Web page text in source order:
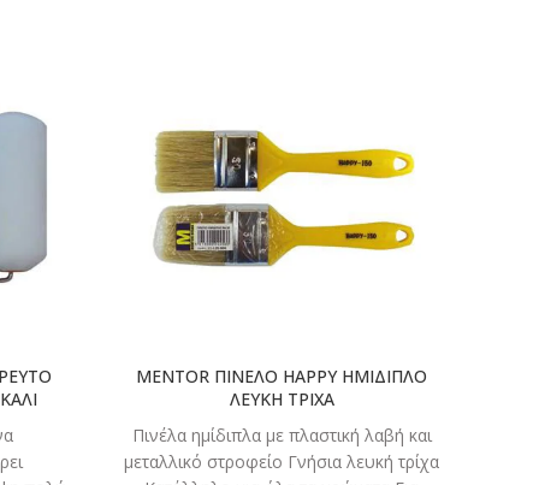
MENTOR ΠΙΝΕΛΟ HAPPY ΗΜΙΔΙΠΛΟ
ΛΕΥΚΗ ΤΡΙΧΑ
Πινέλα ημίδιπλα με πλαστική λαβή και
μεταλλικό στροφείο Γνήσια λευκή τρίχα
ΠΕΡΙΣΣΟΤΕΡΑ